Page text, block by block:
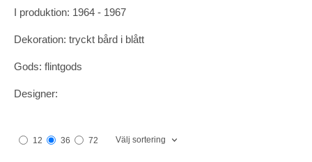
I produktion: 1964 - 1967
Dekoration: tryckt bård i blått
Gods: flintgods
Designer:
12 36 72 Välj sortering